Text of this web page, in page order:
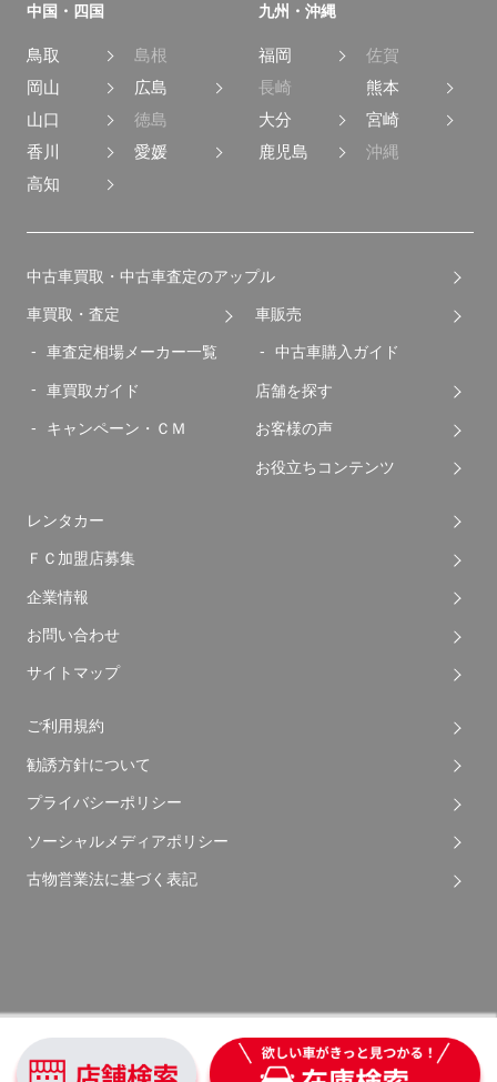
中国・四国
鳥取
島根
岡山
広島
山口
徳島
香川
愛媛
高知
九州・沖縄
福岡
佐賀
長崎
熊本
大分
宮崎
鹿児島
沖縄
中古車買取・中古車査定のアップル
車買取・査定
車査定相場メーカー一覧
車買取ガイド
キャンペーン・ＣＭ
車販売
中古車購入ガイド
店舗を探す
お客様の声
お役立ちコンテンツ
レンタカー
ＦＣ加盟店募集
企業情報
お問い合わせ
サイトマップ
ご利用規約
勧誘方針について
プライバシーポリシー
ソーシャルメディアポリシー
古物営業法に基づく表記